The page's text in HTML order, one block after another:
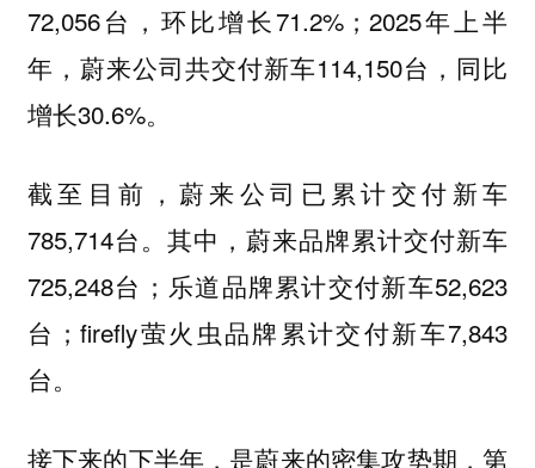
72,056台，环比增长71.2%；2025年上半
年，蔚来公司共交付新车114,150台，同比
增长30.6%。
截至目前，蔚来公司已累计交付新车
785,714台。其中，蔚来品牌累计交付新车
725,248台；乐道品牌累计交付新车52,623
台；firefly萤火虫品牌累计交付新车7,843
台。
接下来的下半年，是蔚来的密集攻势期，第